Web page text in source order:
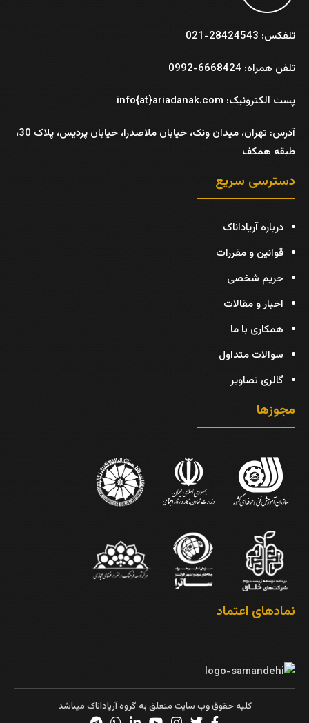
تلفکس: 28424543-021
تلفن همراه: 6668424-0992
پست الکترونیک: info{at}ariadanak.com
آدرس:
تهران، میدان ونک، خیابان ملاصدرا، خیابان پردیس، پلاک 30،
طبقه همکف
دسترسی سریع
درباره آریاداناک
قوانین و مقررات
حریم شخصی
اخبار و مقالات
همکاری با ما
سوالات متداول
گالری تصاویر
مجوزها
نمادهای اعتماد
کلیه حقوق وب سایت متعلق به گروه آریاداناک میباشد